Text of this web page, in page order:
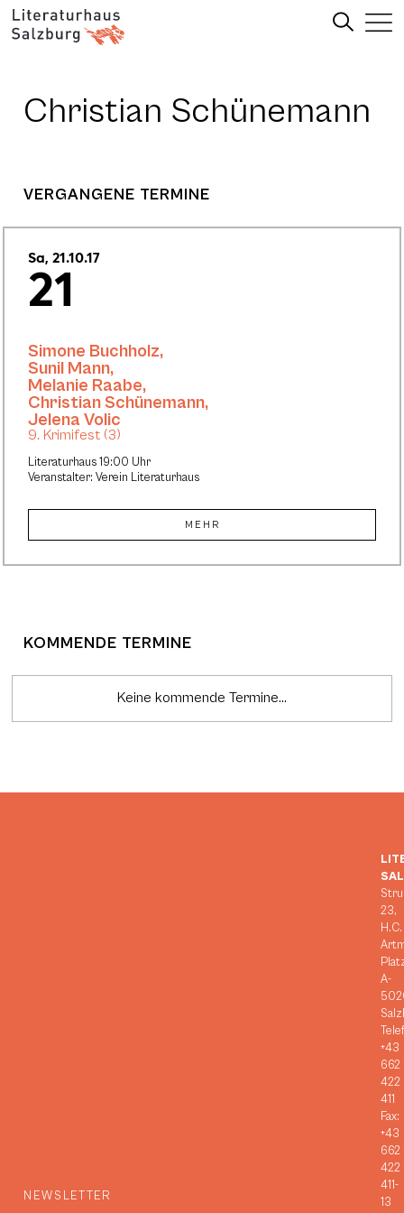
Christian Schünemann
VERGANGENE TERMINE
Sa, 21.10.17
21
Literaturhaus 19:00 Uhr
Veranstalter: Verein Literaturhaus
Simone Buchholz,
Sunil Mann,
Melanie Raabe,
Christian Schünemann,
Jelena Volic
9. Krimifest (3)
MEHR
KOMMENDE TERMINE
Keine kommende Termine...
NEWSLETTER
23,
H.C.
A-
+43
662
422
411
Fax:
+43
662
422
411-
13